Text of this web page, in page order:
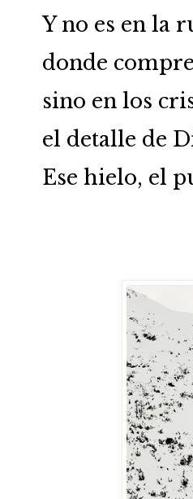
Y no es en la
donde
sino en los
el detalle de
Ese hielo, el